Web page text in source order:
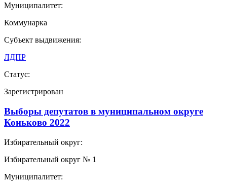
Муниципалитет:
Коммунарка
Субъект выдвижения:
ЛДПР
Статус:
Зарегистрирован
Выборы депутатов в муниципальном округе
Коньково 2022
Избирательный округ:
Избирательный округ № 1
Муниципалитет: